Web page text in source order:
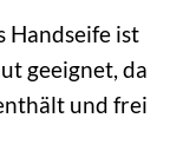
Handseife ist
geeignet, da
und frei